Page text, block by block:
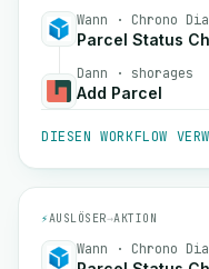
Wann · Chrono
Parcel Status
Dann · shorages
Add Parcel
DIESEN WORKFLOW
⚡AUSLÖSER→AKTION
Wann · Chrono